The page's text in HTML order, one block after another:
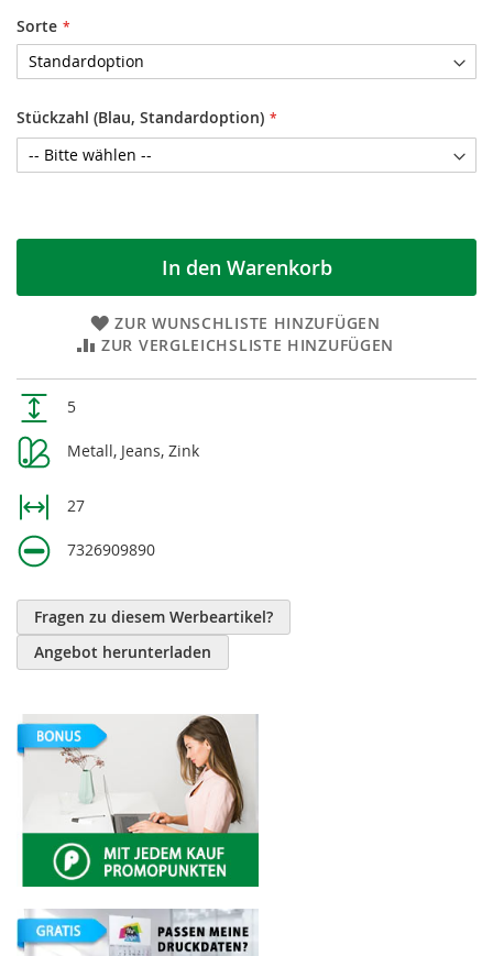
Sorte
Stückzahl (Blau, Standardoption)
In den Warenkorb
ZUR WUNSCHLISTE HINZUFÜGEN
ZUR VERGLEICHSLISTE HINZUFÜGEN
Weitere
Informationen
5
Metall, Jeans, Zink
27
7326909890
Fragen zu diesem Werbeartikel?
Angebot herunterladen